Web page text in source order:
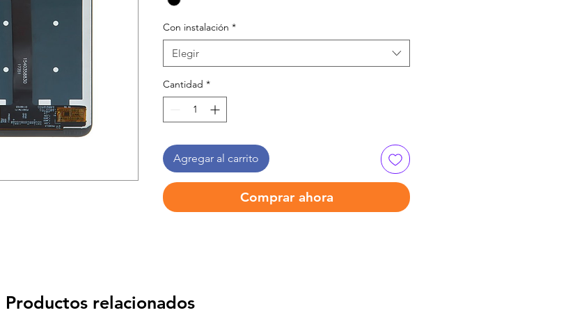
Con instalación *
Elegir
Cantidad *
Agregar al carrito
Comprar ahora
Productos relacionados